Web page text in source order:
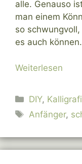
alle. Genauso
man einem
so
es auch können.
Weiterlesen
Kategorien
DIY,
Anfänger,